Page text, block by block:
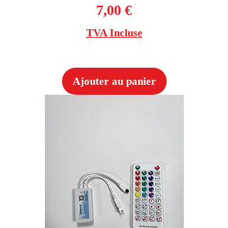
Prix
7,00 €
TVA Incluse
Ajouter au panier